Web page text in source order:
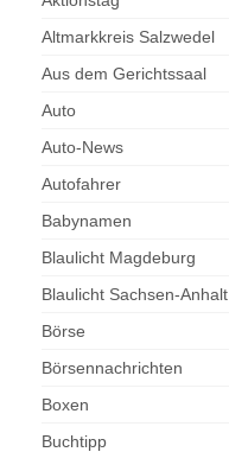
Altmarkkreis Salzwedel
Aus dem Gerichtssaal
Auto
Auto-News
Autofahrer
Babynamen
Blaulicht Magdeburg
Blaulicht Sachsen-Anhalt
Börse
Börsennachrichten
Boxen
Buchtipp